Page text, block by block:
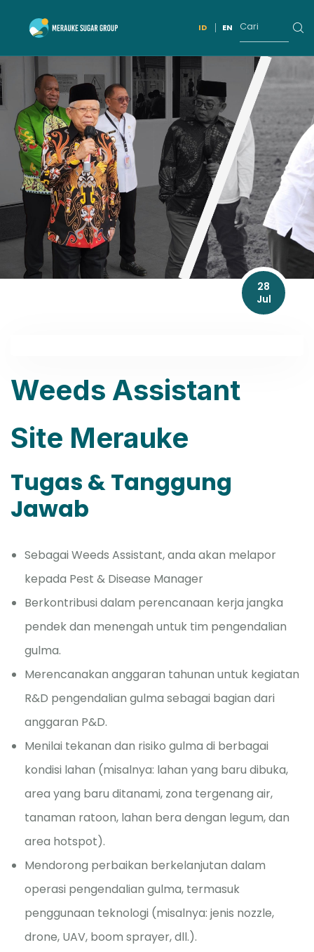
ID EN
28
Jul
Weeds Assistant
Site Merauke
Tugas & Tanggung
Jawab
Sebagai Weeds Assistant, anda akan melapor
kepada Pest & Disease Manager
Berkontribusi dalam perencanaan kerja jangka
pendek dan menengah untuk tim pengendalian
gulma.
Merencanakan anggaran tahunan untuk kegiatan
R&D pengendalian gulma sebagai bagian dari
anggaran P&D.
Menilai tekanan dan risiko gulma di berbagai
kondisi lahan (misalnya: lahan yang baru dibuka,
area yang baru ditanami, zona tergenang air,
tanaman ratoon, lahan bera dengan legum, dan
area hotspot).
Mendorong perbaikan berkelanjutan dalam
operasi pengendalian gulma, termasuk
penggunaan teknologi (misalnya: jenis nozzle,
drone, UAV, boom sprayer, dll.).